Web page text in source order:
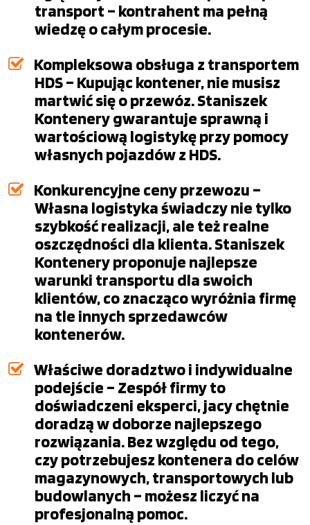
transport – kontrahent ma pełną
wiedzę o całym procesie.
Kompleksowa obsługa z transportem
HDS – Kupując kontener, nie musisz
martwić się o przewóz. Staniszek
Kontenery gwarantuje sprawną i
wartościową logistykę przy pomocy
własnych pojazdów z HDS.
Konkurencyjne ceny przewozu –
Własna logistyka świadczy nie tylko
szybkość realizacji, ale też realne
oszczędności dla klienta. Staniszek
Kontenery proponuje najlepsze
warunki transportu dla swoich
klientów, co znacząco wyróżnia firmę
na tle innych sprzedawców
kontenerów.
Właściwe doradztwo i indywidualne
podejście – Zespół firmy to
doświadczeni eksperci, jacy chętnie
doradzą w doborze najlepszego
rozwiązania. Bez względu od tego,
czy potrzebujesz kontenera do celów
magazynowych, transportowych lub
budowlanych – możesz liczyć na
profesjonalną pomoc.